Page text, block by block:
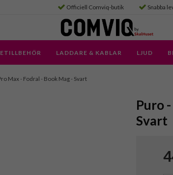
Officiell Comviq-butik Snabba
LADDARE & KABLAR LJUD
Max - Fodral - Book Mag - Svart
Puro
Svart